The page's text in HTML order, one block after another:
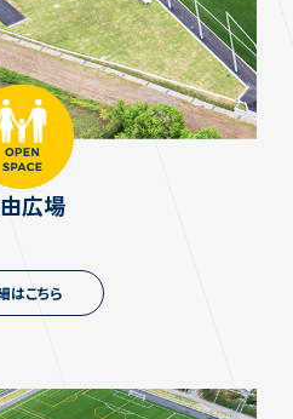
広場
はこちら